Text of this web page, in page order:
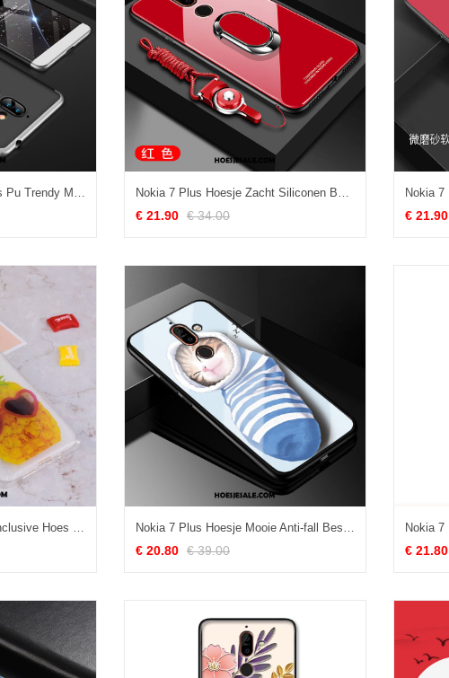
Nokia 7 Plus Hoesje Hoes Pu Trendy Merk Persoonlijk All Inclusive Online Nokia 7 Plus Hoesje Zacht Siliconen Bescherming Eenvoudige Hard Korting
€ 21.90 € 34.00 € 21.90
Nokia 7 Plus Hoesje All Inclusive Hoes Siliconen Anti-fall Geel Kopen Nokia 7 Plus Hoesje Mooie Anti-fall Bescherming Hoes Mobiele Telefoon Goedkoop
€ 20.80 € 39.00 € 21.80